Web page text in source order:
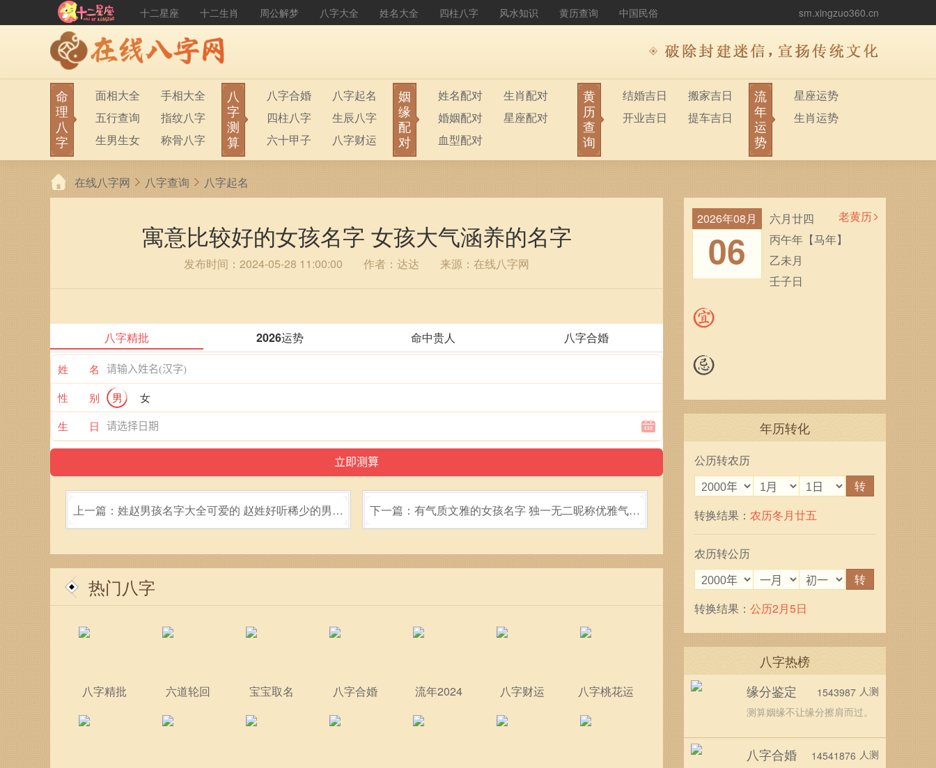
十二星座 十二生肖 周公解梦 八字大全 姓名大全 四柱八字 风水知识 黄历查询 中国民俗 sm.xingzuo360.cn
命
理
八
字
面相大全
手相大全
五行查询
指纹八字
生男生女
称骨八字
八
字
测
算
八字合婚
八字起名
四柱八字
生辰八字
六十甲子
八字财运
姻
缘
配
对
姓名配对
生肖配对
婚姻配对
星座配对
血型配对
黄
历
查
询
结婚吉日
搬家吉日
开业吉日
提车吉日
流
年
运
势
星座运势
生肖运势
在线八字网 八字查询 八字起名
寓意比较好的女孩名字 女孩大气涵养的名字
发布时间：2024-05-28 11:00:00 作者：达达 来源：在线八字网
八字精批 2026运势 命中贵人 八字合婚
姓 名
性 别
男
女
生 日
上一篇：姓赵男孩名字大全可爱的 赵姓好听稀少的男孩 下一篇：有气质文雅的女孩名字 独一无二昵称优雅气质
热门八字
八字精批 六道轮回 宝宝取名 八字合婚 流年2024 八字财运 八字桃花运
老黄历
2026年08月
06
六月廿四
丙午年【马年】
乙未月
壬子日
年历转化
公历转农历
转
转换结果： 农历冬月廿五
农历转公历
转
转换结果： 公历2月5日
八字热榜
缘分鉴定
测算姻缘不让缘分擦肩而过。
1543987 人测
八字合婚 14541876 人测